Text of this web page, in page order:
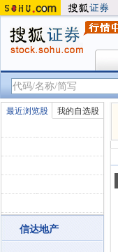
最近浏览股 我的自选股
信达地产